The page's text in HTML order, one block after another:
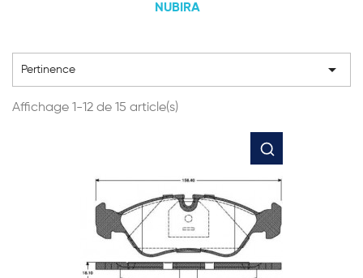
NUBIRA
Pertinence 
Affichage 1-12 de 15 article(s)